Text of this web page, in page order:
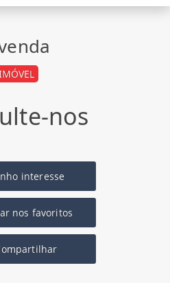
nos
interesse
nos favoritos